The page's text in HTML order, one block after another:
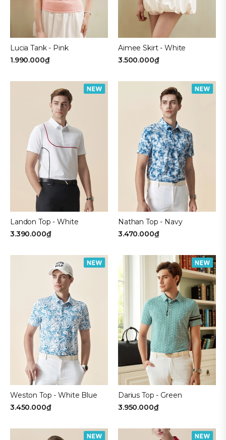
Lucia Tank - Pink
1.990.000₫
Aimee Skirt - White
3.500.000₫
Landon Top - White
3.390.000₫
Nathan Top - Navy
3.470.000₫
Weston Top - White Blue
3.450.000₫
Darius Top - Green
3.950.000₫